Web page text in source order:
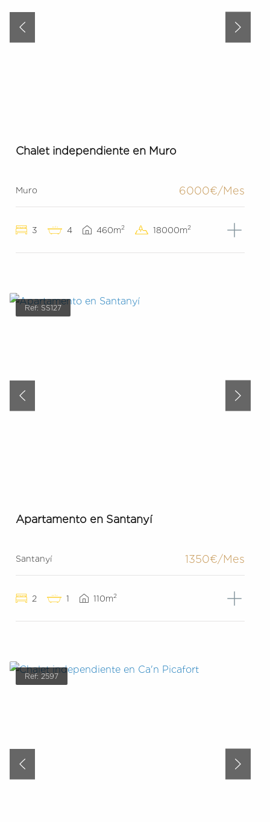
Chalet independiente en Muro
Muro 6000€/Mes
3 4 460m2 18000m2
Ref: SS127
Apartamento en Santanyí
Santanyí 1350€/Mes
2 1 110m2
Ref: 2597